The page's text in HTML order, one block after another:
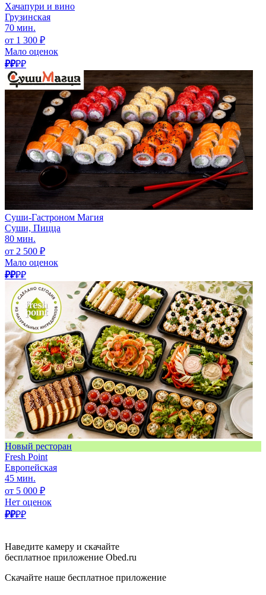
Хачапури и вино
Грузинская
70 мин.
от 1 300 ₽
Мало оценок
₽₽₽₽
Суши-Гастроном Магия
Суши, Пицца
80 мин.
от 2 500 ₽
Мало оценок
₽₽₽₽
Новый ресторан
Fresh Point
Европейская
45 мин.
от 5 000 ₽
Нет оценок
₽₽₽₽
Наведите камеру и скачайте
бесплатное приложение Obed.ru
Скачайте наше бесплатное приложение